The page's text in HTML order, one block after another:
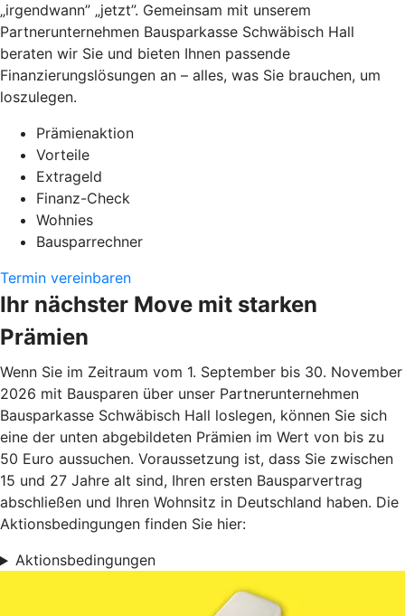
„irgendwann” „jetzt”. Gemeinsam mit unserem
Partnerunternehmen Bausparkasse Schwäbisch Hall
beraten wir Sie und bieten Ihnen passende
Finanzierungslösungen an – alles, was Sie brauchen, um
loszulegen.
Prämienaktion
Vorteile
Extrageld
Finanz-Check
Wohnies
Bausparrechner
Termin vereinbaren
Ihr nächster Move mit starken
Prämien
Wenn Sie im Zeitraum vom 1. September bis 30. November
2026 mit Bausparen über unser Partnerunternehmen
Bausparkasse Schwäbisch Hall loslegen, können Sie sich
eine der unten abgebildeten Prämien im Wert von bis zu
50 Euro aussuchen. Voraussetzung ist, dass Sie zwischen
15 und 27 Jahre alt sind, Ihren ersten Bausparvertrag
abschließen und Ihren Wohnsitz in Deutschland haben. Die
Aktionsbedingungen finden Sie hier:
Aktionsbedingungen